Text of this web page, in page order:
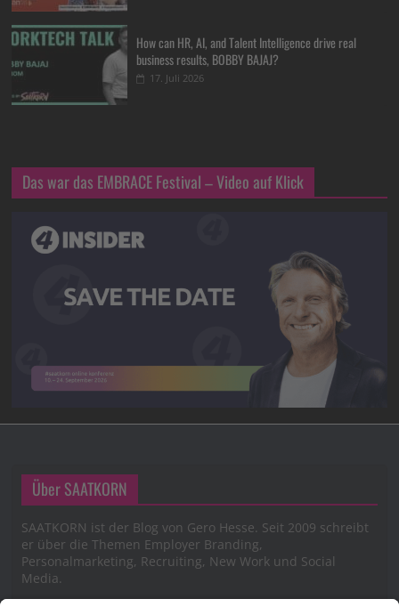
How can HR, AI, and Talent Intelligence drive real
business results, BOBBY BAJAJ?
17. Juli 2026
Das war das EMBRACE Festival – Video auf Klick
Über SAATKORN
SAATKORN ist der Blog von Gero Hesse. Seit 2009 schreibt
er über die Themen Employer Branding,
Personalmarketing, Recruiting, New Work und Social
Media.